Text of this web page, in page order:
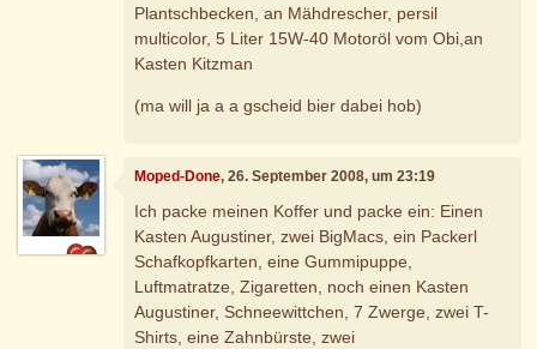
Plantschbecken, an Mähdrescher, persil
multicolor, 5 Liter 15W-40 Motoröl vom Obi,an
Kasten Kitzman
(ma will ja a a gscheid bier dabei hob)
Moped-Done, 26. September 2008, um 23:19
Ich packe meinen Koffer und packe ein: Einen
Kasten Augustiner, zwei BigMacs, ein Packerl
Schafkopfkarten, eine Gummipuppe,
Luftmatratze, Zigaretten, noch einen Kasten
Augustiner, Schneewittchen, 7 Zwerge, zwei T-
Shirts, eine Zahnbürste, zwei